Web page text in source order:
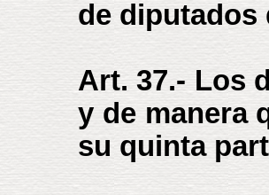
de diputados
Art. 37.- Los
y de manera
su quinta